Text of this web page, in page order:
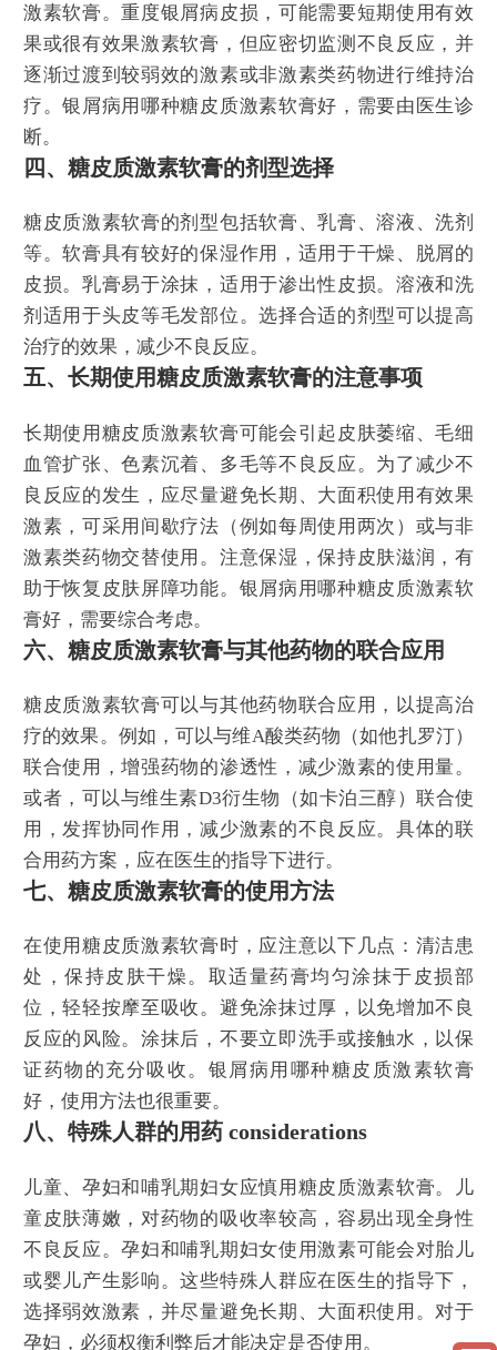
激素软膏。重度银屑病皮损，可能需要短期使用有效
果或很有效果激素软膏，但应密切监测不良反应，并
逐渐过渡到较弱效的激素或非激素类药物进行维持治
疗。银屑病用哪种糖皮质激素软膏好，需要由医生诊
断。
四、糖皮质激素软膏的剂型选择
糖皮质激素软膏的剂型包括软膏、乳膏、溶液、洗剂
等。软膏具有较好的保湿作用，适用于干燥、脱屑的
皮损。乳膏易于涂抹，适用于渗出性皮损。溶液和洗
剂适用于头皮等毛发部位。选择合适的剂型可以提高
治疗的效果，减少不良反应。
五、长期使用糖皮质激素软膏的注意事项
长期使用糖皮质激素软膏可能会引起皮肤萎缩、毛细
血管扩张、色素沉着、多毛等不良反应。为了减少不
良反应的发生，应尽量避免长期、大面积使用有效果
激素，可采用间歇疗法（例如每周使用两次）或与非
激素类药物交替使用。注意保湿，保持皮肤滋润，有
助于恢复皮肤屏障功能。银屑病用哪种糖皮质激素软
膏好，需要综合考虑。
六、糖皮质激素软膏与其他药物的联合应用
糖皮质激素软膏可以与其他药物联合应用，以提高治
疗的效果。例如，可以与维A酸类药物（如他扎罗汀）
联合使用，增强药物的渗透性，减少激素的使用量。
或者，可以与维生素D3衍生物（如卡泊三醇）联合使
用，发挥协同作用，减少激素的不良反应。具体的联
合用药方案，应在医生的指导下进行。
七、糖皮质激素软膏的使用方法
在使用糖皮质激素软膏时，应注意以下几点：清洁患
处，保持皮肤干燥。取适量药膏均匀涂抹于皮损部
位，轻轻按摩至吸收。避免涂抹过厚，以免增加不良
反应的风险。涂抹后，不要立即洗手或接触水，以保
证药物的充分吸收。银屑病用哪种糖皮质激素软膏
好，使用方法也很重要。
八、特殊人群的用药 considerations
儿童、孕妇和哺乳期妇女应慎用糖皮质激素软膏。儿
童皮肤薄嫩，对药物的吸收率较高，容易出现全身性
不良反应。孕妇和哺乳期妇女使用激素可能会对胎儿
或婴儿产生影响。这些特殊人群应在医生的指导下，
选择弱效激素，并尽量避免长期、大面积使用。对于
孕妇，必须权衡利弊后才能决定是否使用。